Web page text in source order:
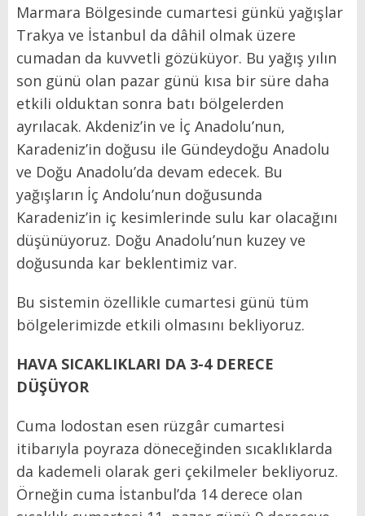
Marmara Bölgesinde cumartesi günkü yağışlar
Trakya ve İstanbul da dâhil olmak üzere
cumadan da kuvvetli gözüküyor. Bu yağış yılın
son günü olan pazar günü kısa bir süre daha
etkili olduktan sonra batı bölgelerden
ayrılacak. Akdeniz’in ve İç Anadolu’nun,
Karadeniz’in doğusu ile Gündeydoğu Anadolu
ve Doğu Anadolu’da devam edecek. Bu
yağışların İç Andolu’nun doğusunda
Karadeniz’in iç kesimlerinde sulu kar olacağını
düşünüyoruz. Doğu Anadolu’nun kuzey ve
doğusunda kar beklentimiz var.
Bu sistemin özellikle cumartesi günü tüm
bölgelerimizde etkili olmasını bekliyoruz.
HAVA SICAKLIKLARI DA 3-4 DERECE
DÜŞÜYOR
Cuma lodostan esen rüzgâr cumartesi
itibarıyla poyraza döneceğinden sıcaklıklarda
da kademeli olarak geri çekilmeler bekliyoruz.
Örneğin cuma İstanbul’da 14 derece olan